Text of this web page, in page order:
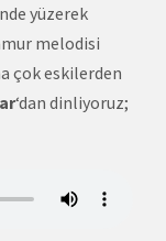
yüzerek
melodisi
çok eskilerden
‘dan dinliyoruz;